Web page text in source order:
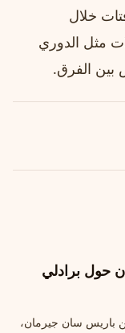
خلال
مثل الدوري
بين الفرق.
حول برادلي
باريس سان جيرمان،